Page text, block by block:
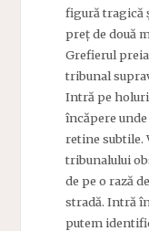
figură tragică
preț de două
Grefierul
tribunal
Intră pe
încăpere
retine subtile.
tribunalului
de pe o rază
stradă. Intră
putem